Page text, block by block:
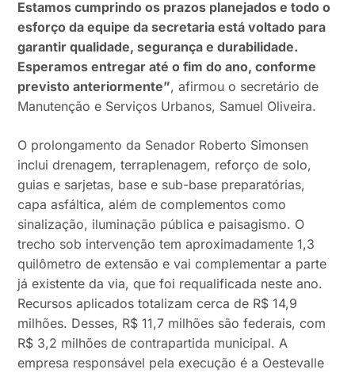
Estamos cumprindo os prazos planejados e todo o
esforço da equipe da secretaria está voltado para
garantir qualidade, segurança e durabilidade.
Esperamos entregar até o fim do ano, conforme
previsto anteriormente”, afirmou o secretário de
Manutenção e Serviços Urbanos, Samuel Oliveira.
O prolongamento da Senador Roberto Simonsen
inclui drenagem, terraplenagem, reforço de solo,
guias e sarjetas, base e sub-base preparatórias,
capa asfáltica, além de complementos como
sinalização, iluminação pública e paisagismo. O
trecho sob intervenção tem aproximadamente 1,3
quilômetro de extensão e vai complementar a parte
já existente da via, que foi requalificada neste ano.
Recursos aplicados totalizam cerca de R$ 14,9
milhões. Desses, R$ 11,7 milhões são federais, com
R$ 3,2 milhões de contrapartida municipal. A
empresa responsável pela execução é a Oestevalle